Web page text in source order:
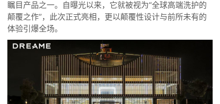
瞩目产品之一。自曝光以来，它就被视为“全球高端洗护的
颠覆之作”，此次正式亮相，更以颠覆性设计与前所未有的
体验引爆全场。